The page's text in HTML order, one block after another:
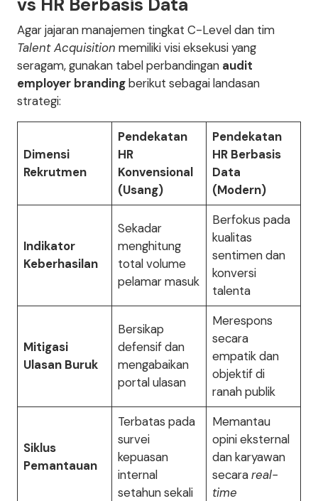
Agar jajaran manajemen tingkat C-Level dan tim
Talent Acquisition memiliki visi eksekusi yang
seragam, gunakan tabel perbandingan audit
employer brandingberikut sebagai landasan
strategi:
Dimensi
Rekrutmen
Pendekatan
HR
Konvensional
(Usang)
Pendekatan
HR Berbasis
Data
(Modern)
Indikator
Keberhasilan
Sekadar
menghitung
total volume
pelamar masuk
Berfokus pada
kualitas
sentimen dan
konversi
talenta
Mitigasi
Ulasan Buruk
Bersikap
defensif dan
mengabaikan
portal ulasan
Merespons
secara
empatik dan
objektif di
ranah publik
Siklus
Pemantauan
Terbatas pada
survei
kepuasan
internal
setahun sekali
Memantau
opini eksternal
dan karyawan
secarareal-
time